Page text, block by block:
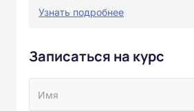
Узнать подробнее
Записаться на курс